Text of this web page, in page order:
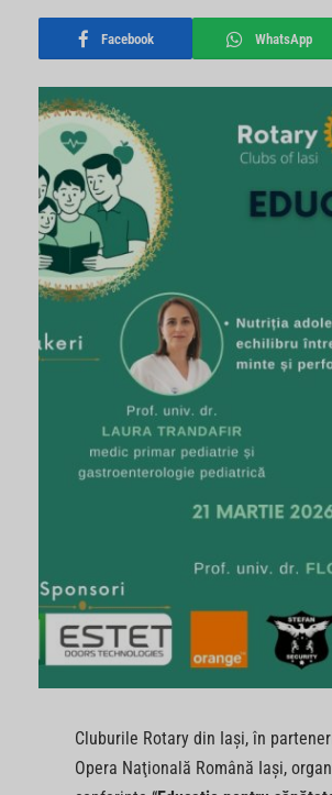
Facebook WhatsApp
Cluburile Rotary din Iaşi, în
Opera Naţională Română Iaşi,